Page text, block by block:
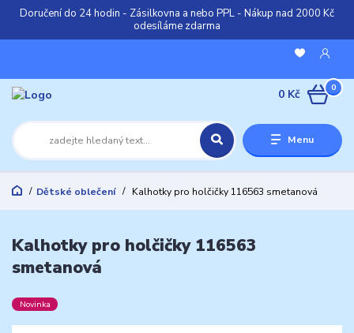
Doručení do 24 hodin - Zásilkovna a nebo PPL - Nákup nad 2000 Kč
odesíláme zdarma
Menu
0
0 Kč
Dětské oblečení Kalhotky pro holčičky 116563 smetanová
Kalhotky pro holčičky 116563
smetanová
Novinka